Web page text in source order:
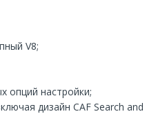
V8;
опций настройки;
дизайн CAF Search and